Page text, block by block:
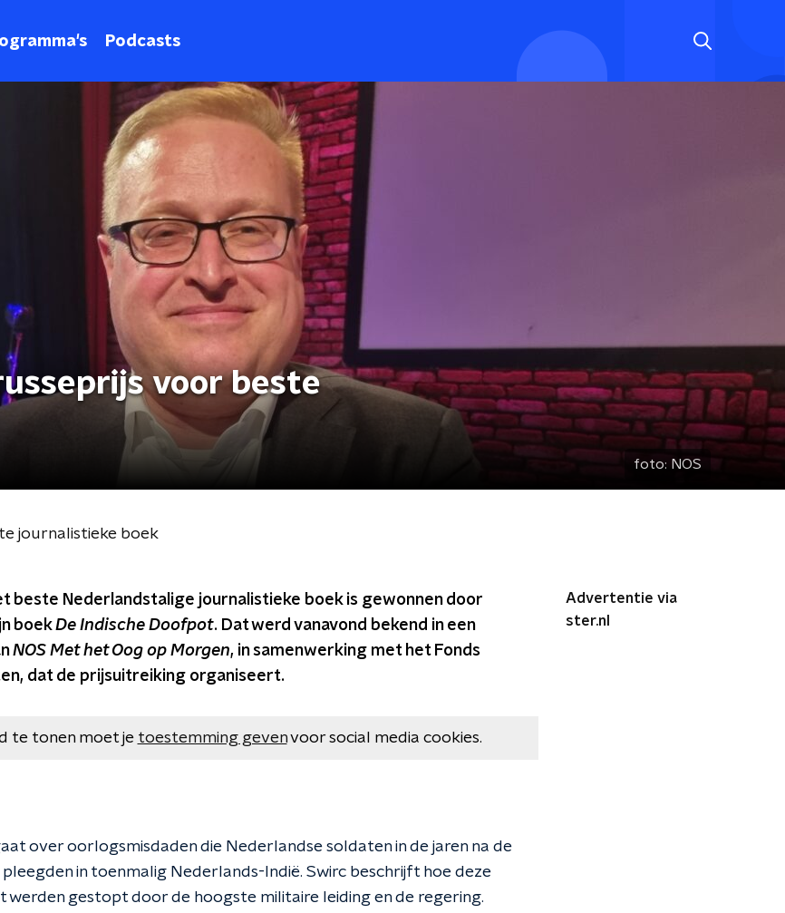
Podcasts
voor beste
foto: NOS
journalistieke boek
beste Nederlandstalige journalistieke boek is gewonnen door
boekDe Indische Doofpot. Dat werd vanavond bekend in een
NOS Met het Oog op Morgen, in samenwerking met het Fonds
dat de prijsuitreiking organiseert.
te tonen moet je toestemming gevenvoor social media cookies.
over oorlogsmisdaden die Nederlandse soldaten in de jaren na de
in toenmalig Nederlands-Indië. Swirc beschrijft hoe deze
werden gestopt door de hoogste militaire leiding en de regering.
Advertentie via
ster.nl